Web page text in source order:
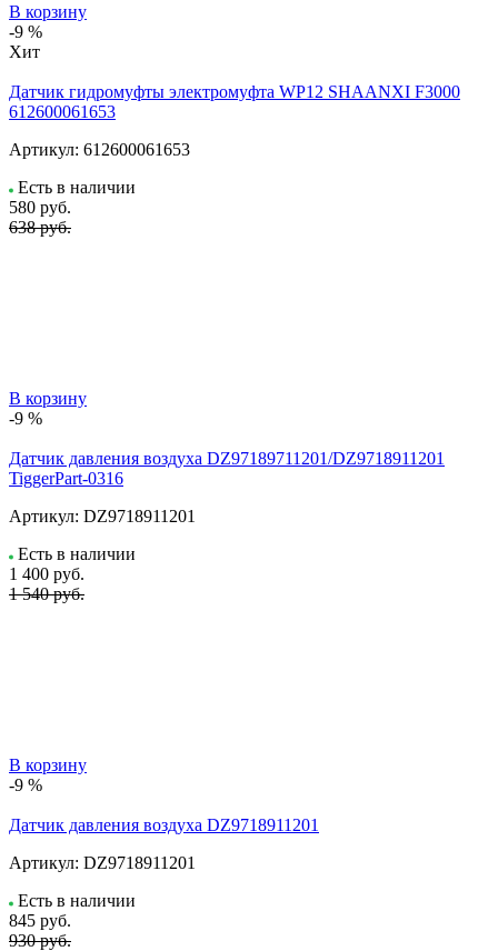
В корзину
-9 %
Хит
Датчик гидромуфты электромуфта WP12 SHAANXI F3000
612600061653
Артикул: 612600061653
Есть в наличии
580 руб.
638 руб.
В корзину
-9 %
Датчик давления воздуха DZ97189711201/DZ9718911201
TiggerPart-0316
Артикул: DZ9718911201
Есть в наличии
1 400 руб.
1 540 руб.
В корзину
-9 %
Датчик давления воздуха DZ9718911201
Артикул: DZ9718911201
Есть в наличии
845 руб.
930 руб.